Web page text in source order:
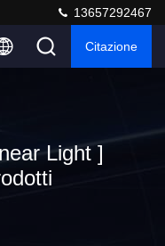
13657292467
Citazione
Light ]